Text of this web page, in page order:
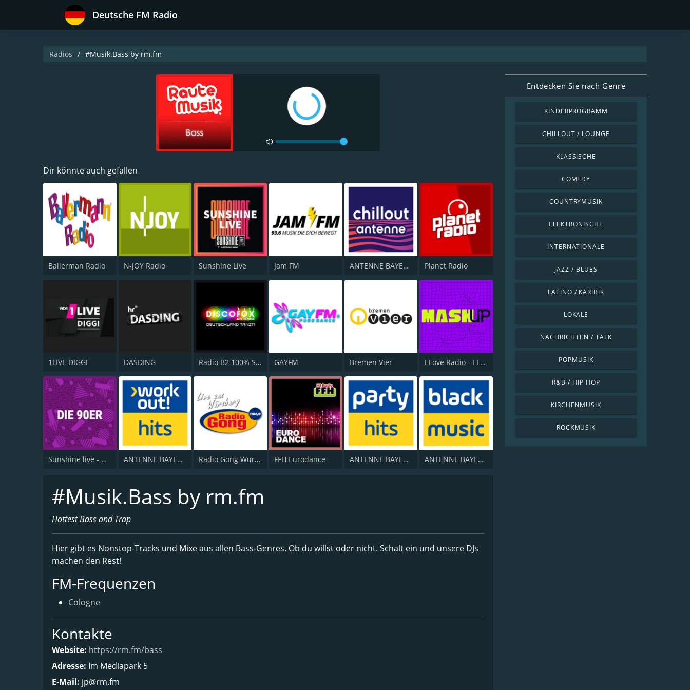
Deutsche FM Radio
Radios #Musik.Bass by rm.fm
Dir könnte auch gefallen
Ballerman Radio N-JOY Radio Sunshine Live Jam FM ANTENNE BAYERN Chillout Planet Radio
1LIVE DIGGI DASDING Radio B2 100% SchlagerMIXX GAYFM Bremen Vier I Love Radio - I Love Mashup
Sunshine live - Die 90er ANTENNE BAYERN Workout Hits Radio Gong Würzburg FFH Eurodance ANTENNE BAYERN Party Hits ANTENNE BAYERN Black Beatz
#Musik.Bass by rm.fm
Hottest Bass and Trap
Hier gibt es Nonstop-Tracks und Mixe aus allen Bass-Genres. Ob du willst oder nicht. Schalt ein und unsere DJs
machen den Rest!
FM-Frequenzen
Cologne
Kontakte
Website: https://rm.fm/bass
Adresse: Im Mediapark 5
E-Mail: jp@rm.fm
Entdecken Sie nach Genre
KINDERPROGRAMM
CHILLOUT / LOUNGE
KLASSISCHE
COMEDY
COUNTRYMUSIK
ELEKTRONISCHE
INTERNATIONALE
JAZZ / BLUES
LATINO / KARIBIK
LOKALE
NACHRICHTEN / TALK
POPMUSIK
R&B / HIP HOP
KIRCHENMUSIK
ROCKMUSIK